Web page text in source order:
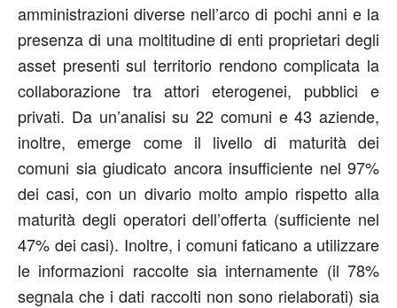
amministrazioni diverse nell’arco di pochi anni e la
presenza di una moltitudine di enti proprietari degli
asset presenti sul territorio rendono complicata la
collaborazione tra attori eterogenei, pubblici e
privati. Da un’analisi su 22 comuni e 43 aziende,
inoltre, emerge come il livello di maturità dei
comuni sia giudicato ancora insufficiente nel 97%
dei casi, con un divario molto ampio rispetto alla
maturità degli operatori dell’offerta (sufficiente nel
47% dei casi). Inoltre, i comuni faticano a utilizzare
le informazioni raccolte sia internamente (il 78%
segnala che i dati raccolti non sono rielaborati) sia